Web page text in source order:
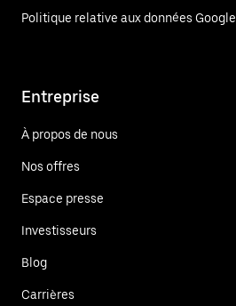
Politique relative aux données Google
Entreprise
À propos de nous
Nos offres
Espace presse
Investisseurs
Blog
Carrières